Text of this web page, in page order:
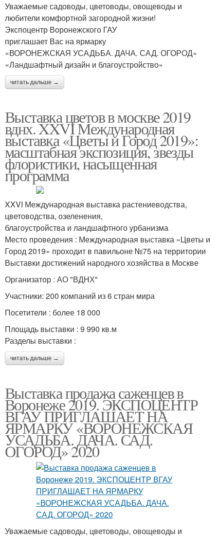
Уважаемые садоводы, цветоводы, овощеводы и
любители комфортной загородной жизни!
Экспоцентр Воронежского ГАУ
приглашает Вас на ярмарку
«ВОРОНЕЖСКАЯ УСАДЬБА. ДАЧА. САД. ОГОРОД»
«Ландшафтный дизайн и благоустройство»
читать дальше →
Выставка цветов в москве 2019
вднх. XXVI Международная
выставка «Цветы и Город 2019»:
масштабная экспозиция, звезды
флористики, насыщенная
программа
XXVI Международная выставка растениеводства,
цветоводства, озеленения,
благоустройства и ландшафтного урбанизма
Место проведения : Международная выставка «Цветы и
Город 2019» проходит в павильоне №75 на территории
Выставки достижений народного хозяйства в Москве
Организатор : АО "ВДНХ"
Участники: 200 компаний из 6 стран мира
Посетители : более 18 000
Площадь выставки : 9 990 кв.м
Разделы выставки :
читать дальше →
Выставка продажа саженцев в
Воронеже 2019. ЭКСПОЦЕНТР
ВГАУ ПРИГЛАШАЕТ НА
ЯРМАРКУ «ВОРОНЕЖСКАЯ
УСАДЬБА. ДАЧА. САД.
ОГОРОД» 2020
Уважаемые садоводы, цветоводы, овощеводы и